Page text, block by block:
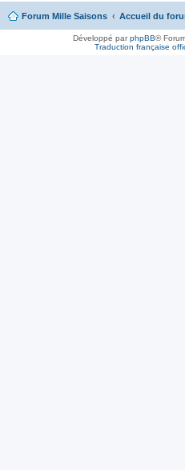
Forum Mille Saisons Accueil du
Développé parphpBB®
Traduction française